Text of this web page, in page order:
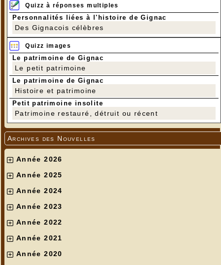
Quizz à réponses multiples
Personnalités liées à l'histoire de Gignac
Des Gignacois célèbres
Quizz images
Le patrimoine de Gignac
Le petit patrimoine
Le patrimoine de Gignac
Histoire et patrimoine
Petit patrimoine insolite
Patrimoine restauré, détruit ou récent
Archives des Nouvelles
Année 2026
Année 2025
Année 2024
Année 2023
Année 2022
Année 2021
Année 2020